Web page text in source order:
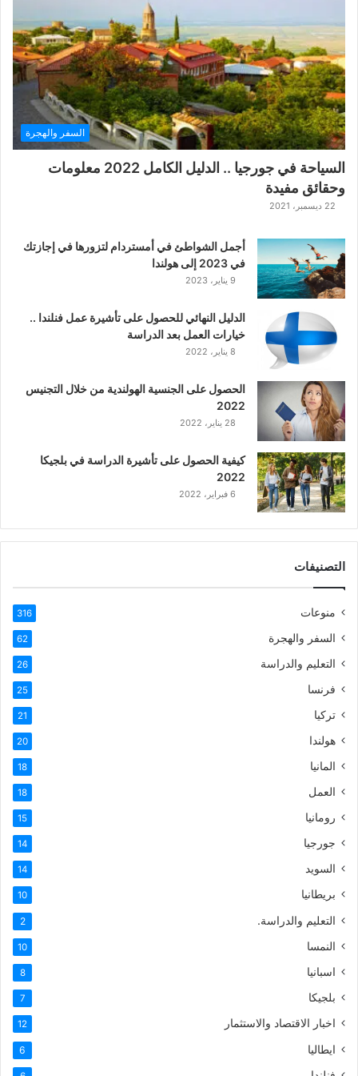
ر
ب
ا
ل
ت
ت
ا
ا
ل
ا
س
ي
ك
ر
ب
ي
ة
السفر والهجرة
السياحة في جورجيا .. الدليل الكامل 2022 معلومات
وحقائق مفيدة
22 ديسمبر، 2021
أجمل الشواطئ في أمستردام لتزورها في إجازتك
في 2023 إلى هولندا
9 يناير، 2023
الدليل النهائي للحصول على تأشيرة عمل فنلندا ..
خيارات العمل بعد الدراسة
8 يناير، 2022
الحصول على الجنسية الهولندية من خلال التجنيس
2022
28 يناير، 2022
كيفية الحصول على تأشيرة الدراسة في بلجيكا
2022
6 فبراير، 2022
التصنيفات
منوعات 316
السفر والهجرة 62
التعليم والدراسة 26
فرنسا 25
تركيا 21
هولندا 20
المانيا 18
العمل 18
رومانيا 15
جورجيا 14
السويد 14
بريطانيا 10
التعليم والدراسة. 2
النمسا 10
اسبانيا 8
بلجيكا 7
اخبار الاقتصاد والاستثمار 12
ايطاليا 6